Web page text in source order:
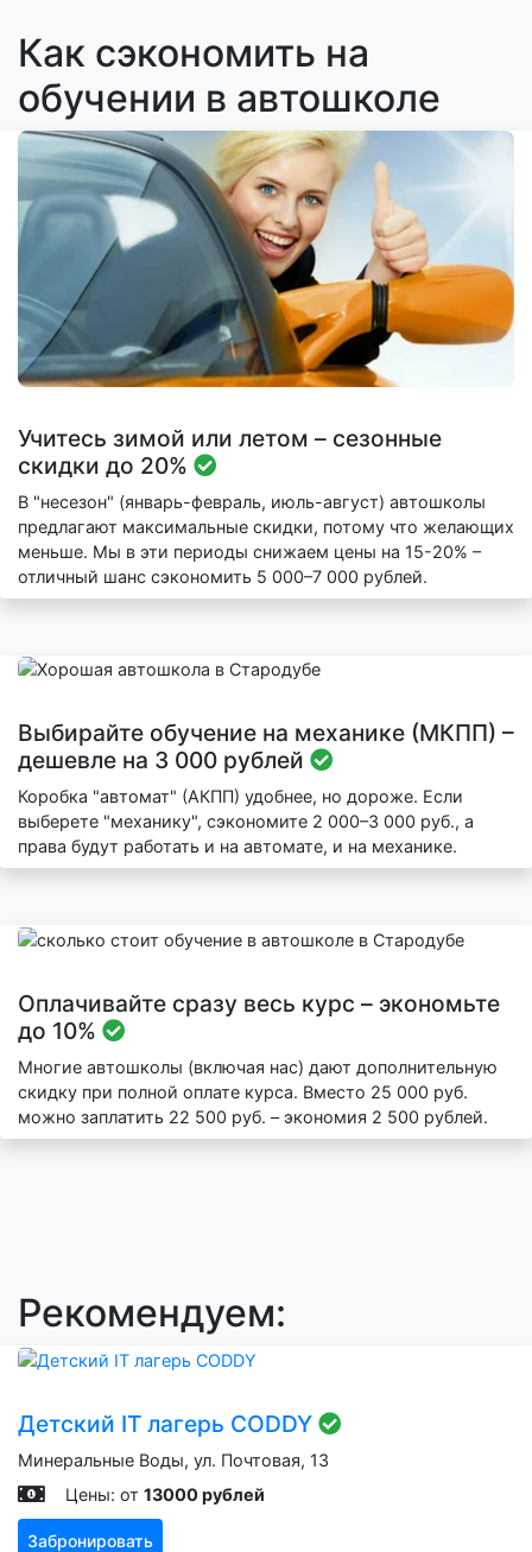
Как сэкономить на
обучении в автошколе
Учитесь зимой или летом – сезонные
скидки до 20%
В "несезон" (январь-февраль, июль-август) автошколы
предлагают максимальные скидки, потому что желающих
меньше. Мы в эти периоды снижаем цены на 15-20% –
отличный шанс сэкономить 5 000–7 000 рублей.
Выбирайте обучение на механике (МКПП) –
дешевле на 3 000 рублей
Коробка "автомат" (АКПП) удобнее, но дороже. Если
выберете "механику", сэкономите 2 000–3 000 руб., а
права будут работать и на автомате, и на механике.
Оплачивайте сразу весь курс – экономьте
до 10%
Многие автошколы (включая нас) дают дополнительную
скидку при полной оплате курса. Вместо 25 000 руб.
можно заплатить 22 500 руб. – экономия 2 500 рублей.
Рекомендуем:
Детский IT лагерь CODDY
Минеральные Воды, ул. Почтовая, 13
Цены: от 13000 рублей
Забронировать